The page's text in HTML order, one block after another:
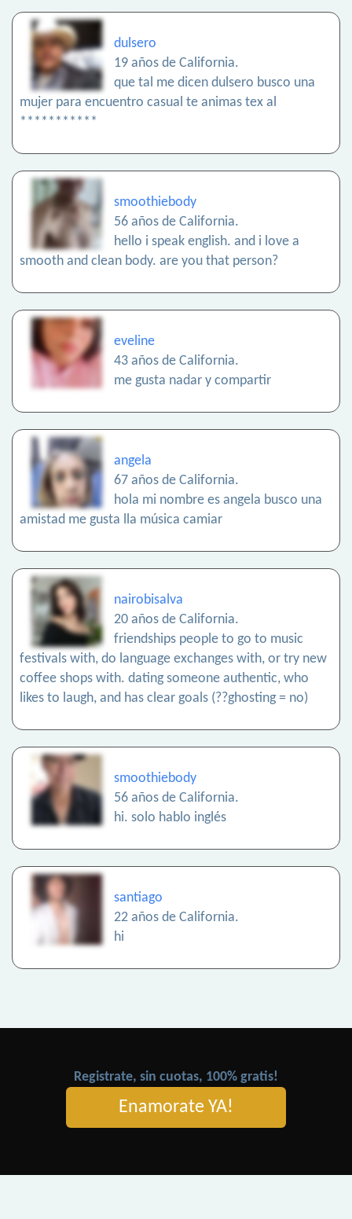
dulsero
19 años de California.
que tal me dicen dulsero busco una
mujer para encuentro casual te animas tex al
***********
smoothiebody
56 años de California.
hello i speak english. and i love a
smooth and clean body. are you that person?
eveline
43 años de California.
me gusta nadar y compartir
angela
67 años de California.
hola mi nombre es angela busco una
amistad me gusta lla música camiar
nairobisalva
20 años de California.
friendships people to go to music
festivals with, do language exchanges with, or try new
coffee shops with. dating someone authentic, who
likes to laugh, and has clear goals (??ghosting = no)
smoothiebody
56 años de California.
hi. solo hablo inglés
santiago
22 años de California.
hi
Registrate, sin cuotas, 100% gratis!
Enamorate YA!